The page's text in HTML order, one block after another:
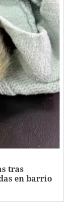
tras
en barrio